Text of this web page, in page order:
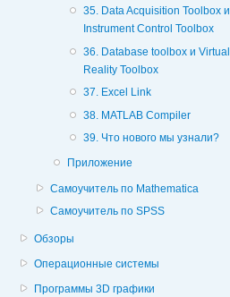
35. Data Acquisition Toolbox и
Instrument Control Toolbox
36. Database toolbox и Virtual
Reality Toolbox
37. Excel Link
38. MATLAB Compiler
39. Что нового мы узнали?
Приложение
Самоучитель по Mathematica
Самоучитель по SPSS
Обзоры
Операционные системы
Программы 3D графики